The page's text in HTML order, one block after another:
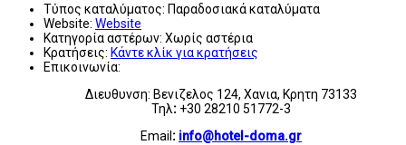
Τύπος καταλύματος: Παραδοσιακά καταλύματα
Website: Website
Κατηγορία αστέρων: Χωρίς αστέρια
Κρατήσεις: Κάντε κλίκ για κρατήσεις
Επικοινωνία:
Διευθυνση: Βενιζελος 124, Χανια, Κρητη 73133
Τηλ: +30 28210 51772-3
Email: info@hotel-doma.gr